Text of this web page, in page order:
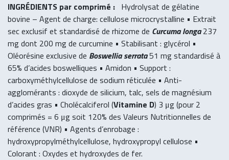
INGRÉDIENTS par comprimé : Hydrolysat de gélatine
bovine – Agent de charge: cellulose microcrystalline • Extrait
sec exclusif et standardisé de rhizome de Curcuma longa 237
mg dont 200 mg de curcumine • Stabilisant : glycérol •
Oléorésine exclusive de Boswellia serrata51 mg standardisé à
65% d’acides boswelliques • Amidon • Support :
carboxyméthylcellulose de sodium réticulée • Anti-
agglomérants : dioxyde de silicium, talc, sels de magnésium
d’acides gras • Cholécalciferol (Vitamine D) 3 μg (pour 2
comprimés = 6 μg soit 120% des Valeurs Nutritionnelles de
référence (VNR) • Agents d’enrobage :
hydroxypropylméthylcellulose, hydroxypropyl cellulose •
Colorant : Oxydes et hydroxydes de fer.